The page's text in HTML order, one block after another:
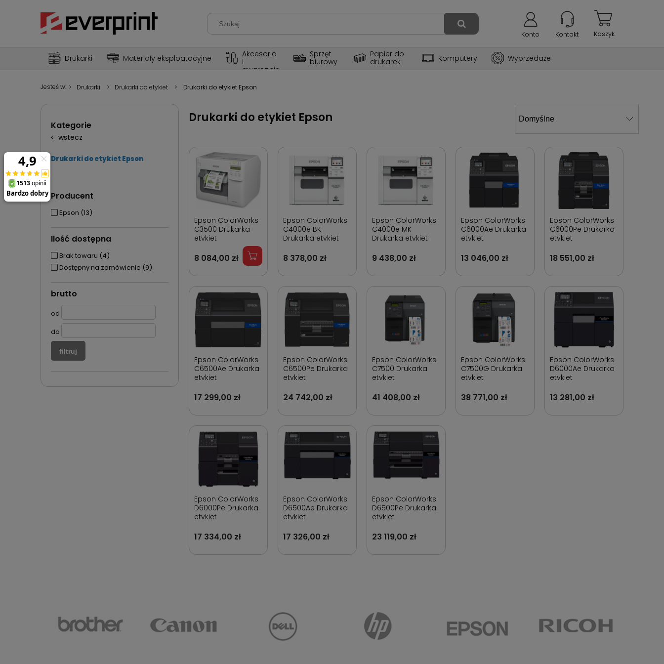
Koszyk
Kontakt
Konto
Drukarki Materiały eksploatacyjne
Akcesoria
i
gwarancje
Sprzęt
biurowy
Papier do
drukarek
Komputery Wyprzedaże
Jesteś w: > Drukarki > Drukarki do etykiet > Drukarki do etykiet Epson
Kategorie
wstecz
Drukarki do etykiet Epson
Producent
Epson (13)
Ilość dostępna
Brak towaru (4)
Dostępny na zamówienie (9)
brutto
od
do
filtruj
Drukarki do etykiet Epson
Epson ColorWorks
C3500 Drukarka
etykiet
8 084,00 zł
Epson ColorWorks
C4000e BK
Drukarka etykiet
8 378,00 zł
Epson ColorWorks
C4000e MK
Drukarka etykiet
9 438,00 zł
Epson ColorWorks
C6000Ae Drukarka
etykiet
13 046,00 zł
Epson ColorWorks
C6000Pe Drukarka
etykiet
18 551,00 zł
Epson ColorWorks
C6500Ae Drukarka
etykiet
17 299,00 zł
Epson ColorWorks
C6500Pe Drukarka
etykiet
24 742,00 zł
Epson ColorWorks
C7500 Drukarka
etykiet
41 408,00 zł
Epson ColorWorks
C7500G Drukarka
etykiet
38 771,00 zł
Epson ColorWorks
D6000Ae Drukarka
etykiet
13 281,00 zł
Epson ColorWorks
D6000Pe Drukarka
etykiet
17 334,00 zł
Epson ColorWorks
D6500Ae Drukarka
etykiet
17 326,00 zł
Epson ColorWorks
D6500Pe Drukarka
etykiet
23 119,00 zł